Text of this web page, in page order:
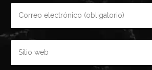
de
usuario
dirección